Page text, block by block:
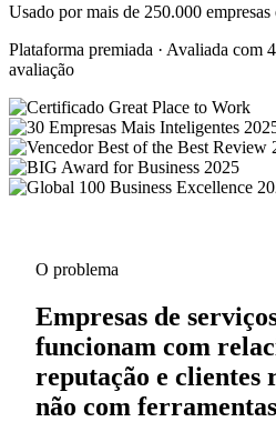
Usado por mais de 250.000 empresas
Plataforma premiada · Avaliada com
avaliação
O problema
Empresas de
funcionam com
reputação e
não com